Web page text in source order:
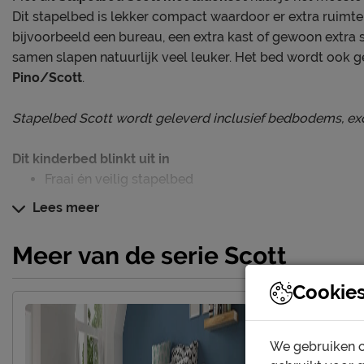
Dit stapelbed is lekker compact waardoor er extra
bijvoorbeeld een bureau, een extra kast of gewoon extra
samen slapen natuurlijk veel leuker. Het bed wordt ook
Pino/Scott.
Stapelbed Scott wordt geleverd inclusief bedbodems,
Dit kinderbed blinkt uit in
Fraai én veilig stapelbed
Compact stapelbed
Je nieuwe kinderbed wil je natuurlijk zo lang mogelijk
schoonmaakinstructies, evenals de garantie op het
het kopje ‘Goed om te weten’.
Lees meer
Meer van de serie Scott
We gebruiken